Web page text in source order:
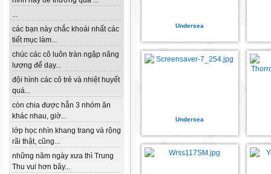
...
các bạn này chắc khoái nhất các
tiết mục làm...
chúc các cô luôn tràn ngập năng
lượng để dạy...
đội hình các cô trẻ và nhiệt huyết
quá...
còn chia được hẳn 3 nhóm ăn
khác nhau, giờ...
lớp học nhìn khang trang và rộng
rãi thật, cũng...
những năm ngày xưa thì Trung
Thu vui hơn bây...
Undersea
Undersea